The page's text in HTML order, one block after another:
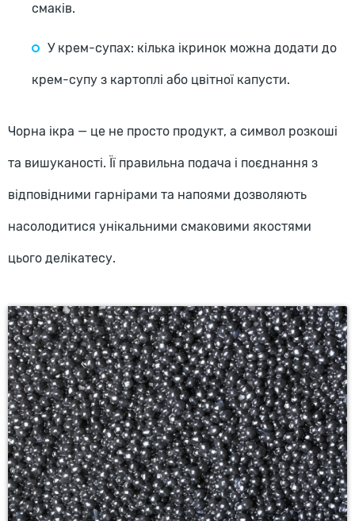
смаків.
У крем-супах: кілька ікринок можна додати до
крем-супу з картоплі або цвітної капусти.
Чорна ікра — це не просто продукт, а символ розкоші
та вишуканості. Її правильна подача і поєднання з
відповідними гарнірами та напоями дозволяють
насолодитися унікальними смаковими якостями
цього делікатесу.